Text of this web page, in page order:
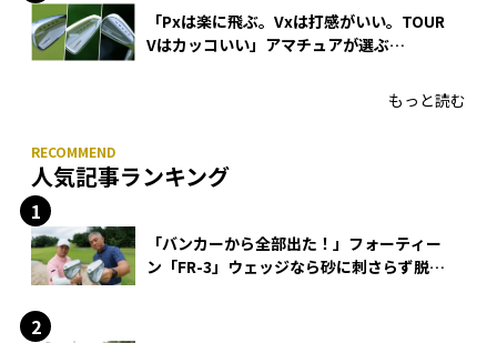
「Pxは楽に飛ぶ。Vxは打感がいい。TOUR
Vはカッコいい」アマチュアが選ぶ
もっと読む
人気記事ランキング
「バンカーから全部出た！」フォーティー
ン「FR-3」ウェッジなら砂に刺さらず脱出